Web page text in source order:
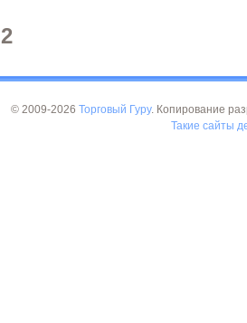
2
© 2009-2026 Торговый Гуру. Копирование
Такие сайты